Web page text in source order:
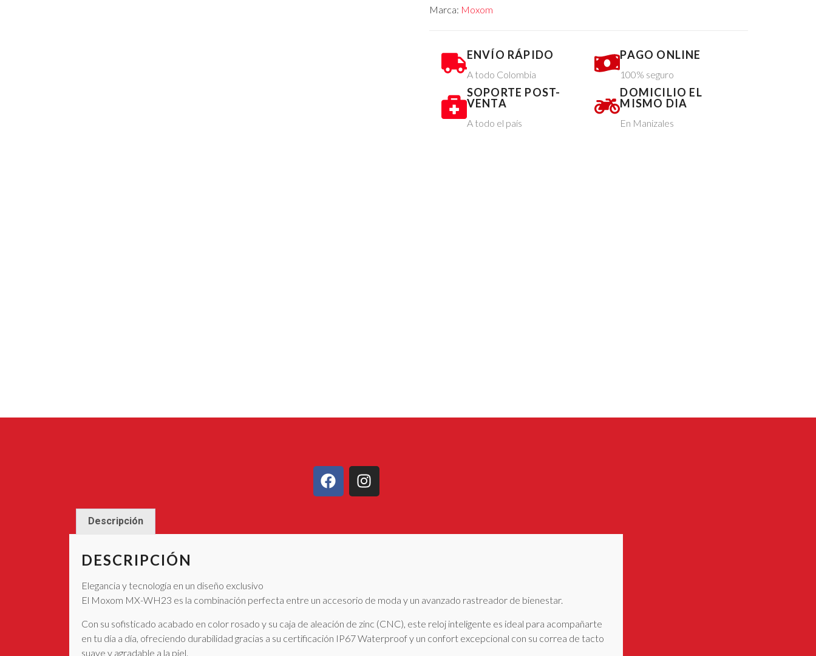
Marca: Moxom
ENVÍO RÁPIDO
A todo Colombia
SOPORTE POST-
VENTA
A todo el país
PAGO ONLINE
100% seguro
DOMICILIO EL
MISMO DIA
En Manizales
Descripción
DESCRIPCIÓN
Elegancia y tecnología en un diseño exclusivo
El Moxom MX-WH23 es la combinación perfecta entre un accesorio de moda y un avanzado rastreador de bienestar.
Con su sofisticado acabado en color rosado y su caja de aleación de zinc (CNC), este reloj inteligente es ideal para acompañarte
en tu día a día, ofreciendo durabilidad gracias a su certificación IP67 Waterproof y un confort excepcional con su correa de tacto
suave y agradable a la piel.